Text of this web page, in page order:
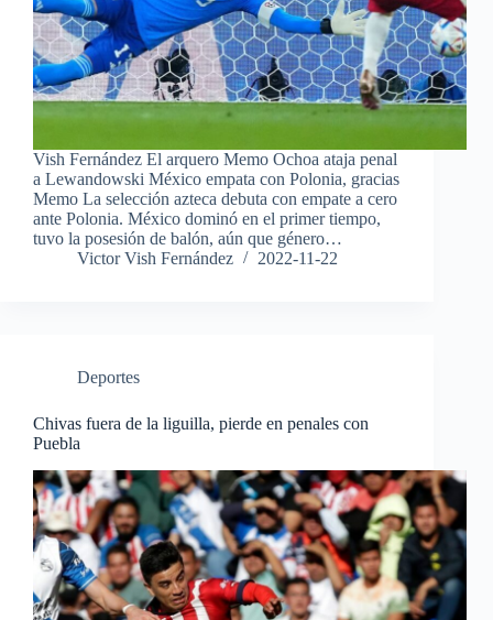
Vish Fernández El arquero Memo Ochoa ataja penal
a Lewandowski México empata con Polonia, gracias
Memo La selección azteca debuta con empate a cero
ante Polonia. México dominó en el primer tiempo,
tuvo la posesión de balón, aún que género…
Victor Vish Fernández
2022-11-22
Deportes
Chivas fuera de la liguilla, pierde en penales con
Puebla